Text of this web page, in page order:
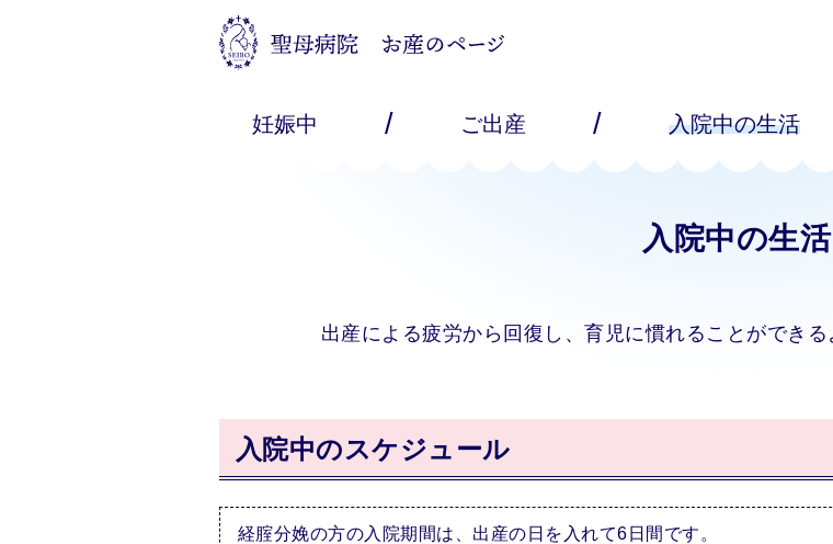
妊娠中 / ご出産 / 入院中の生活
入院中の生活
出産による疲労から回復し、育児に慣れることができる
入院中のスケジュール
経腟分娩の方の入院期間は、出産の日を入れて6日間です。